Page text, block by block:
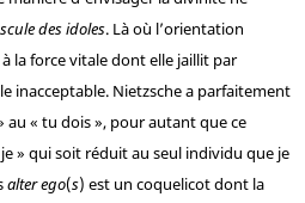
des idoles. Là où l’orientation
la force vitale dont elle jaillit par
inacceptable. Nietzsche a parfaitement
au « tu dois », pour autant que ce
» qui soit réduit au seul individu que je
alter ego(s) est un coquelicot dont la